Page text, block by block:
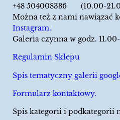
+48 504008386 (10.00-
Można też z nami nawiązać
Instagram.
Galeria czynna w godz.
Regulamin Sklepu
Spis tematyczny galerii
Formularz kontaktowy.
Spis kategorii i podkategorii